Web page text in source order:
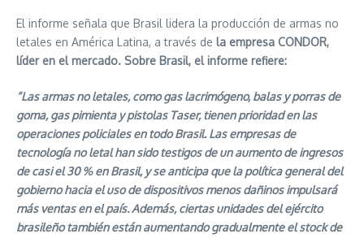
El informe señala que Brasil lidera la producción de armas no
letales en América Latina, a través de la empresa CONDOR,
líder en el mercado. Sobre Brasil, el informe refiere:
“Las armas no letales, como gas lacrimógeno, balas y porras de
goma, gas pimienta y pistolas Taser, tienen prioridad en las
operaciones policiales en todo Brasil. Las empresas de
tecnología no letal han sido testigos de un aumento de ingresos
de casi el 30 % en Brasil, y se anticipa que la política general del
gobierno hacia el uso de dispositivos menos dañinos impulsará
más ventas en el país. Además, ciertas unidades del ejército
brasileño también están aumentando gradualmente el stock de